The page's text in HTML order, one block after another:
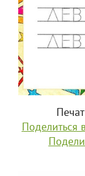
Поделиться